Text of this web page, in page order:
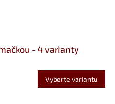
- 4 varianty
Vyberte variantu